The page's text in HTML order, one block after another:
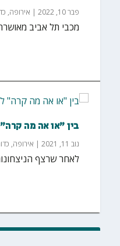
פבר 10, 2022 | אירופה,
מכבי תל אביב מאושרת מהניצחון 75:84 על צסק"א ביורוליג.
בין "או אה מה קרה" ל"פספסת,
נוב 11, 2021 | אירופה,
לאחר שרצף